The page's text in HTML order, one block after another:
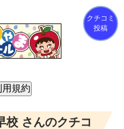
クチコミ
投稿
校 さんのクチコ